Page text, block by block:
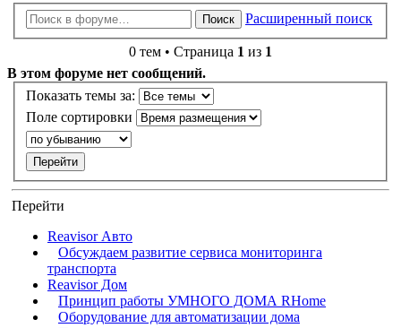
Поиск Расширенный поиск
0 тем • Страница 1 из 1
В этом форуме нет сообщений.
Показать темы за:
Поле сортировки
Перейти
Reavisor Авто
Обсуждаем развитие сервиса мониторинга
транспорта
Reavisor Дом
Принцип работы УМНОГО ДОМА RHome
Оборудование для автоматизации дома